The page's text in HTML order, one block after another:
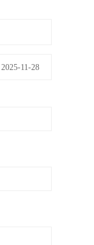
2025-11-28